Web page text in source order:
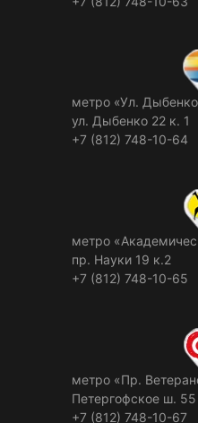
метро «Ул.
ул. Дыбенко 22 к. 1
+7 (812) 748-10-64
метро
пр. Науки 19 к.2
+7 (812) 748-10-65
метро «Пр.
Петергофское ш. 55
+7 (812) 748-10-67